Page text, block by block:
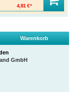
4,81 €*
Warenkorb
GmbH